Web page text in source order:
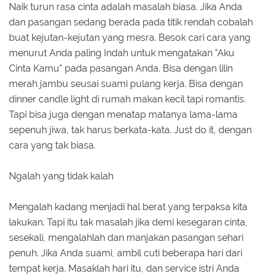
Naik turun rasa cinta adalah masalah biasa. Jika Anda
dan pasangan sedang berada pada titik rendah cobalah
buat kejutan-kejutan yang mesra. Besok cari cara yang
menurut Anda paling Indah untuk mengatakan "Aku
Cinta Kamu" pada pasangan Anda. Bisa dengan lilin
merah jambu seusai suami pulang kerja. Bisa dengan
dinner candle light di rumah makan kecil tapi romantis.
Tapi bisa juga dengan menatap matanya lama-lama
sepenuh jiwa, tak harus berkata-kata. Just do it, dengan
cara yang tak biasa.
Ngalah yang tidak kalah
Mengalah kadang menjadi hal berat yang terpaksa kita
lakukan. Tapi itu tak masalah jika demi kesegaran cinta,
sesekali, mengalahlah dan manjakan pasangan sehari
penuh. Jika Anda suami, ambil cuti beberapa hari dari
tempat kerja. Masaklah hari itu, dan service istri Anda